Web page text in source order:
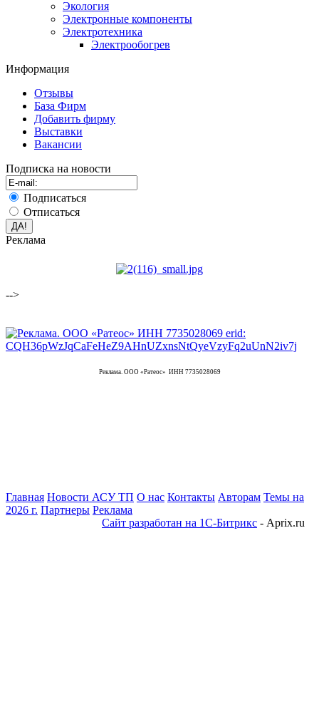
Экология
Электронные компоненты
Электротехника
Электрообогрев
Информация
Отзывы
База Фирм
Добавить фирму
Выставки
Вакансии
Подписка на новости
Подписаться
Отписаться
Реклама
-->
Реклама. ООО «Ратеос» ИНН 7735028069
Главная Новости АСУ ТП О нас Контакты Авторам Темы на
2026 г. Партнеры Реклама
Сайт разработан на 1С-Битрикс - Aprix.ru